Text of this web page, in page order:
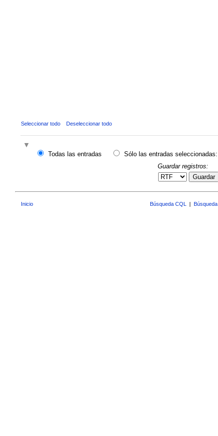
Seleccionar todo Deseleccionar todo
Todas las entradas
Sólo las entradas seleccionadas:
Guardar registros:
Guardar
Inicio Búsqueda CQL